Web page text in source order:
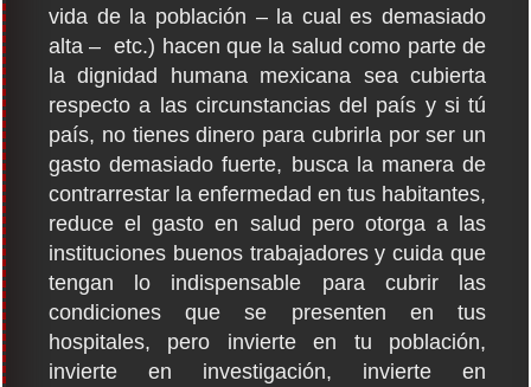
vida de la población – la cual es demasiado
alta – etc.) hacen que la salud como parte de
la dignidad humana mexicana sea cubierta
respecto a las circunstancias del país y si tú
país, no tienes dinero para cubrirla por ser un
gasto demasiado fuerte, busca la manera de
contrarrestar la enfermedad en tus habitantes,
reduce el gasto en salud pero otorga a las
instituciones buenos trabajadores y cuida que
tengan lo indispensable para cubrir las
condiciones que se presenten en tus
hospitales, pero invierte en tu población,
invierte en investigación, invierte en